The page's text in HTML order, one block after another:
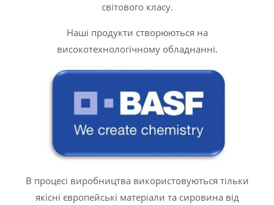
світового класу.
Наші продукти створюються на
високотехнологічному обладнанні.
В процесі виробництва використовуються тільки
якісні європейські матеріали та сировина від